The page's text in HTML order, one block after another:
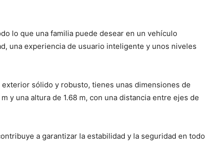
lo que una familia puede desear en un vehículo
una experiencia de usuario inteligente y unos niveles
sólido y robusto, tienes unas dimensiones de
y una altura de 1.68 m, con una distancia entre ejes de
a garantizar la estabilidad y la seguridad en todo